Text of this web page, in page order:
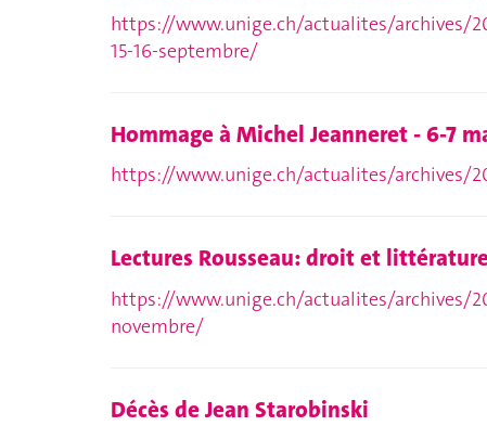
https://www.unige.ch/actualites/archives/
15-16-septembre/
Hommage à Michel Jeanneret - 6-7
https://www.unige.ch/actualites/archives/
Lectures Rousseau: droit et
https://www.unige.ch/actualites/archives/
novembre/
Décès de Jean Starobinski